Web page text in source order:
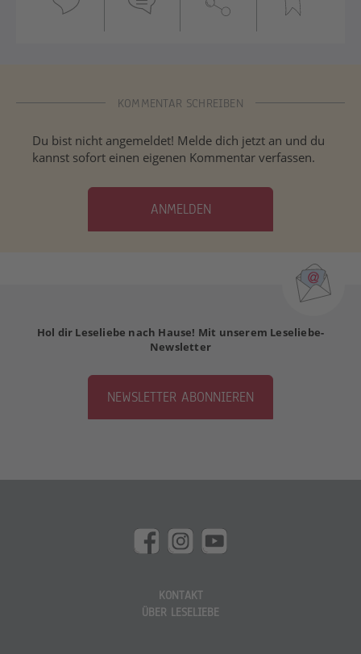
KOMMENTAR SCHREIBEN
Du bist nicht angemeldet! Melde dich jetzt an und du
kannst sofort einen eigenen Kommentar verfassen.
ANMELDEN
Hol dir Leseliebe nach Hause! Mit unserem Leseliebe-
Newsletter
NEWSLETTER ABONNIEREN
KONTAKT
ÜBER LESELIEBE